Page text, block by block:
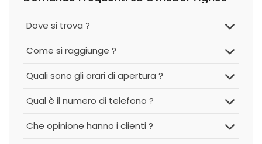
Dove si trova ?
Come si raggiunge ?
Quali sono gli orari di apertura ?
Qual è il numero di telefono ?
Che opinione hanno i clienti ?